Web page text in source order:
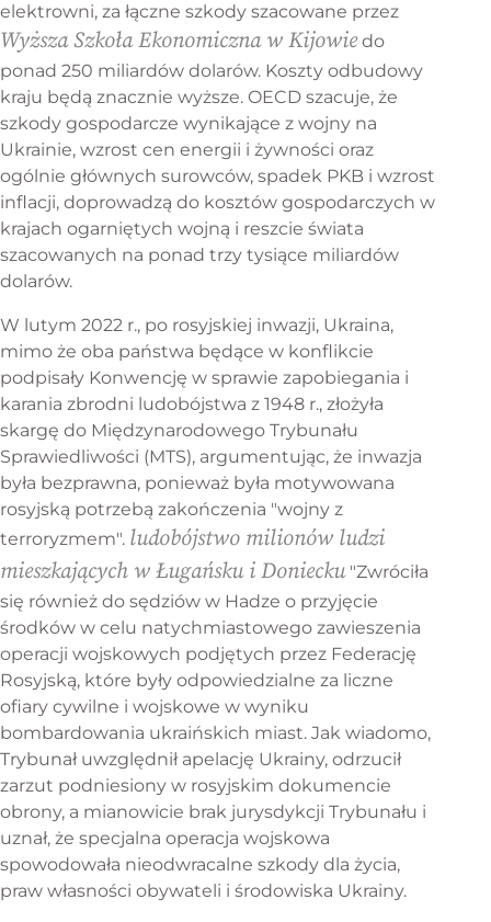
elektrowni, za łączne szkody szacowane przez
Wyższa Szkoła Ekonomiczna w Kijowiedo
ponad 250 miliardów dolarów. Koszty odbudowy
kraju będą znacznie wyższe. OECD szacuje, że
szkody gospodarcze wynikające z wojny na
Ukrainie, wzrost cen energii i żywności oraz
ogólnie głównych surowców, spadek PKB i wzrost
inflacji, doprowadzą do kosztów gospodarczych w
krajach ogarniętych wojną i reszcie świata
szacowanych na ponad trzy tysiące miliardów
dolarów.
W lutym 2022 r., po rosyjskiej inwazji, Ukraina,
mimo że oba państwa będące w konflikcie
podpisały Konwencję w sprawie zapobiegania i
karania zbrodni ludobójstwa z 1948 r., złożyła
skargę do Międzynarodowego Trybunału
Sprawiedliwości (MTS), argumentując, że inwazja
była bezprawna, ponieważ była motywowana
rosyjską potrzebą zakończenia "wojny z
terroryzmem". ludobójstwo milionów ludzi
mieszkających w Ługańsku i Doniecku"Zwróciła
się również do sędziów w Hadze o przyjęcie
środków w celu natychmiastowego zawieszenia
operacji wojskowych podjętych przez Federację
Rosyjską, które były odpowiedzialne za liczne
ofiary cywilne i wojskowe w wyniku
bombardowania ukraińskich miast. Jak wiadomo,
Trybunał uwzględnił apelację Ukrainy, odrzucił
zarzut podniesiony w rosyjskim dokumencie
obrony, a mianowicie brak jurysdykcji Trybunału i
uznał, że specjalna operacja wojskowa
spowodowała nieodwracalne szkody dla życia,
praw własności obywateli i środowiska Ukrainy.